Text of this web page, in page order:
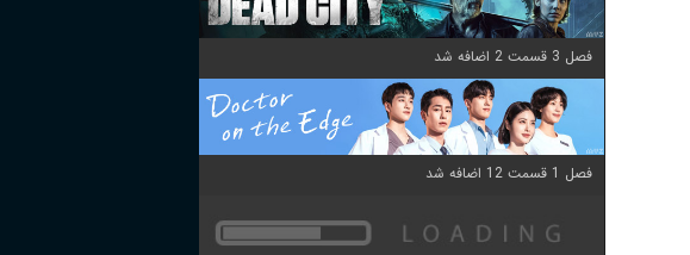
فصل 3 قسمت 2 اضافه شد
فصل 1 قسمت 12 اضافه شد